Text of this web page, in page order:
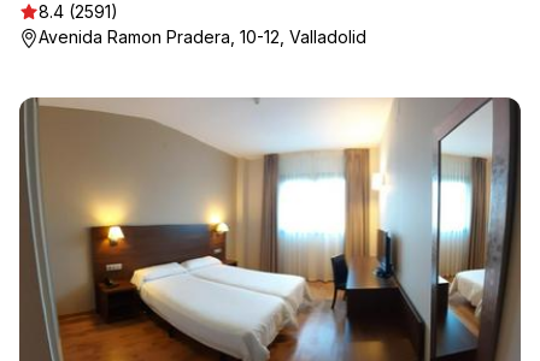
8.4 (2591)
Avenida Ramon Pradera, 10-12, Valladolid